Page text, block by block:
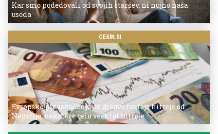
Kar smo podedovali od svojih staršev, ni nujno naša
usoda
CEKIN.SI
Evropsko presenečenje: te države rastejo hitreje od
Nemčije, nekatere celo večkrat hitreje